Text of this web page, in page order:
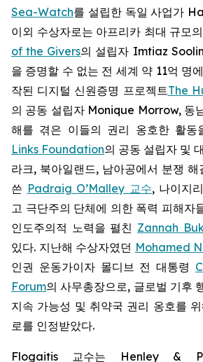
Sea-Watch를 설립한 독일 사업가
이외 수상자로는 아프리카 최대 규모
of the Givers의 설립자 Imtiaz
을 증명할 수 없는 전 세계 약 11억 명
작된 디지털 신원증명 프로젝트The
의 공동 설립자 Monique Morrow, 동
해를 겪은 이들의 권리 옹호한 활동
Links Foundation의 공동 설립자 및
라크, 북아일랜드, 남아공에서 분쟁
쓴 Padraig O’Malley 교수, 나이지
고 극단주의 단체에 의한 폭력 피해자
인도주의적 노력을 펼친 Zannah
있다. 지난해 수상자였던 Mohamed
인권 운동가이자 몰디브 전 대통령
Forum의 사무총장으로, 글로벌 기후
지속 가능성 및 취약국 권리 옹호를
로를 인정받았다.
Flogaitis 교수는 Henley &